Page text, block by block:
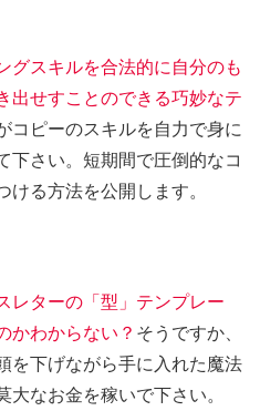
グスキルを合法的に自分のも
出せすことのできる巧妙なテ
コピーのスキルを自力で身に
下さい。短期間で圧倒的なコ
ける方法を公開します。
レターの「型」テンプレー
かわからない？ そうですか、
を下げながら手に入れた魔法
なお金を稼いで下さい。